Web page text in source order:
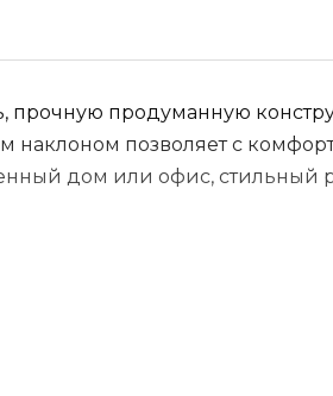
прочную продуманную
наклоном позволяет с
дом или офис, стильный